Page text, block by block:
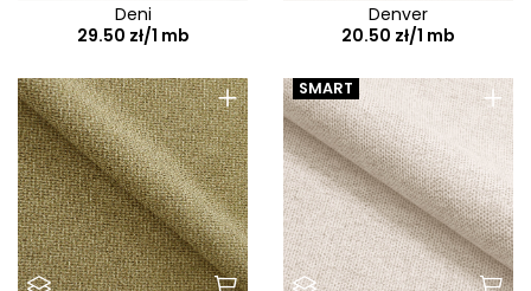
Deni
29.50 zł/1 mb
Denver
20.50 zł/1 mb
+ +
SMART